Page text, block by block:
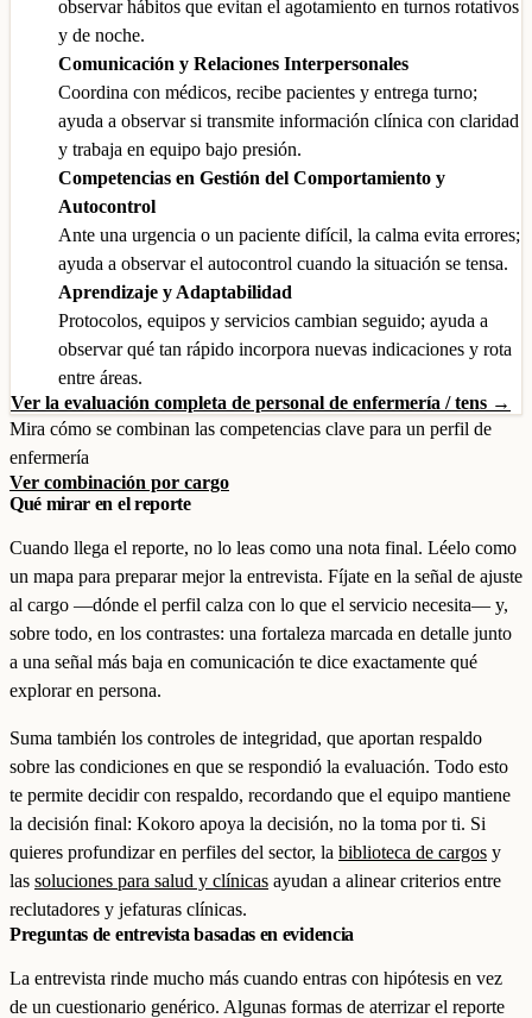
observar hábitos que evitan el agotamiento en turnos rotativos
y de noche.
Comunicación y Relaciones Interpersonales
Coordina con médicos, recibe pacientes y entrega turno;
ayuda a observar si transmite información clínica con claridad
y trabaja en equipo bajo presión.
Competencias en Gestión del Comportamiento y
Autocontrol
Ante una urgencia o un paciente difícil, la calma evita errores;
ayuda a observar el autocontrol cuando la situación se tensa.
Aprendizaje y Adaptabilidad
Protocolos, equipos y servicios cambian seguido; ayuda a
observar qué tan rápido incorpora nuevas indicaciones y rota
entre áreas.
Ver la evaluación completa de personal de enfermería / tens →
Mira cómo se combinan las competencias clave para un perfil de
enfermería
Ver combinación por cargo
Qué mirar en el reporte
Cuando llega el reporte, no lo leas como una nota final. Léelo como
un mapa para preparar mejor la entrevista. Fíjate en la señal de ajuste
al cargo —dónde el perfil calza con lo que el servicio necesita— y,
sobre todo, en los contrastes: una fortaleza marcada en detalle junto
a una señal más baja en comunicación te dice exactamente qué
explorar en persona.
Suma también los controles de integridad, que aportan respaldo
sobre las condiciones en que se respondió la evaluación. Todo esto
te permite decidir con respaldo, recordando que el equipo mantiene
la decisión final: Kokoro apoya la decisión, no la toma por ti. Si
quieres profundizar en perfiles del sector, la biblioteca de cargos y
las soluciones para salud y clínicas ayudan a alinear criterios entre
reclutadores y jefaturas clínicas.
Preguntas de entrevista basadas en evidencia
La entrevista rinde mucho más cuando entras con hipótesis en vez
de un cuestionario genérico. Algunas formas de aterrizar el reporte